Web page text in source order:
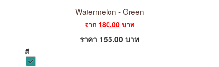
Watermelon - Green
จาก180.00บาท
ราคา 155.00 บาท
สี